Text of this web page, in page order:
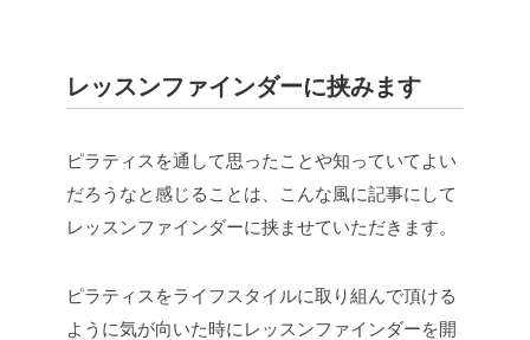
レッスンファインダーに挟みます
ピラティスを通して思ったことや知っていてよい
だろうなと感じることは、こんな風に記事にして
レッスンファインダーに挟ませていただきます。
ピラティスをライフスタイルに取り組んで頂ける
ように気が向いた時にレッスンファインダーを開